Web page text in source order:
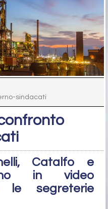
sindacati
Catalfo e
in video
le segreterie